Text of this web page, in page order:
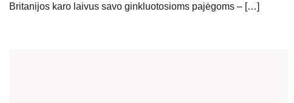
Britanijos karo laivus savo ginkluotosioms pajėgoms – […]